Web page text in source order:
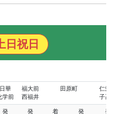
日祝日
日華
学前
福大前
西福井
田原町
仁愛
子高
発 発 着 発 発